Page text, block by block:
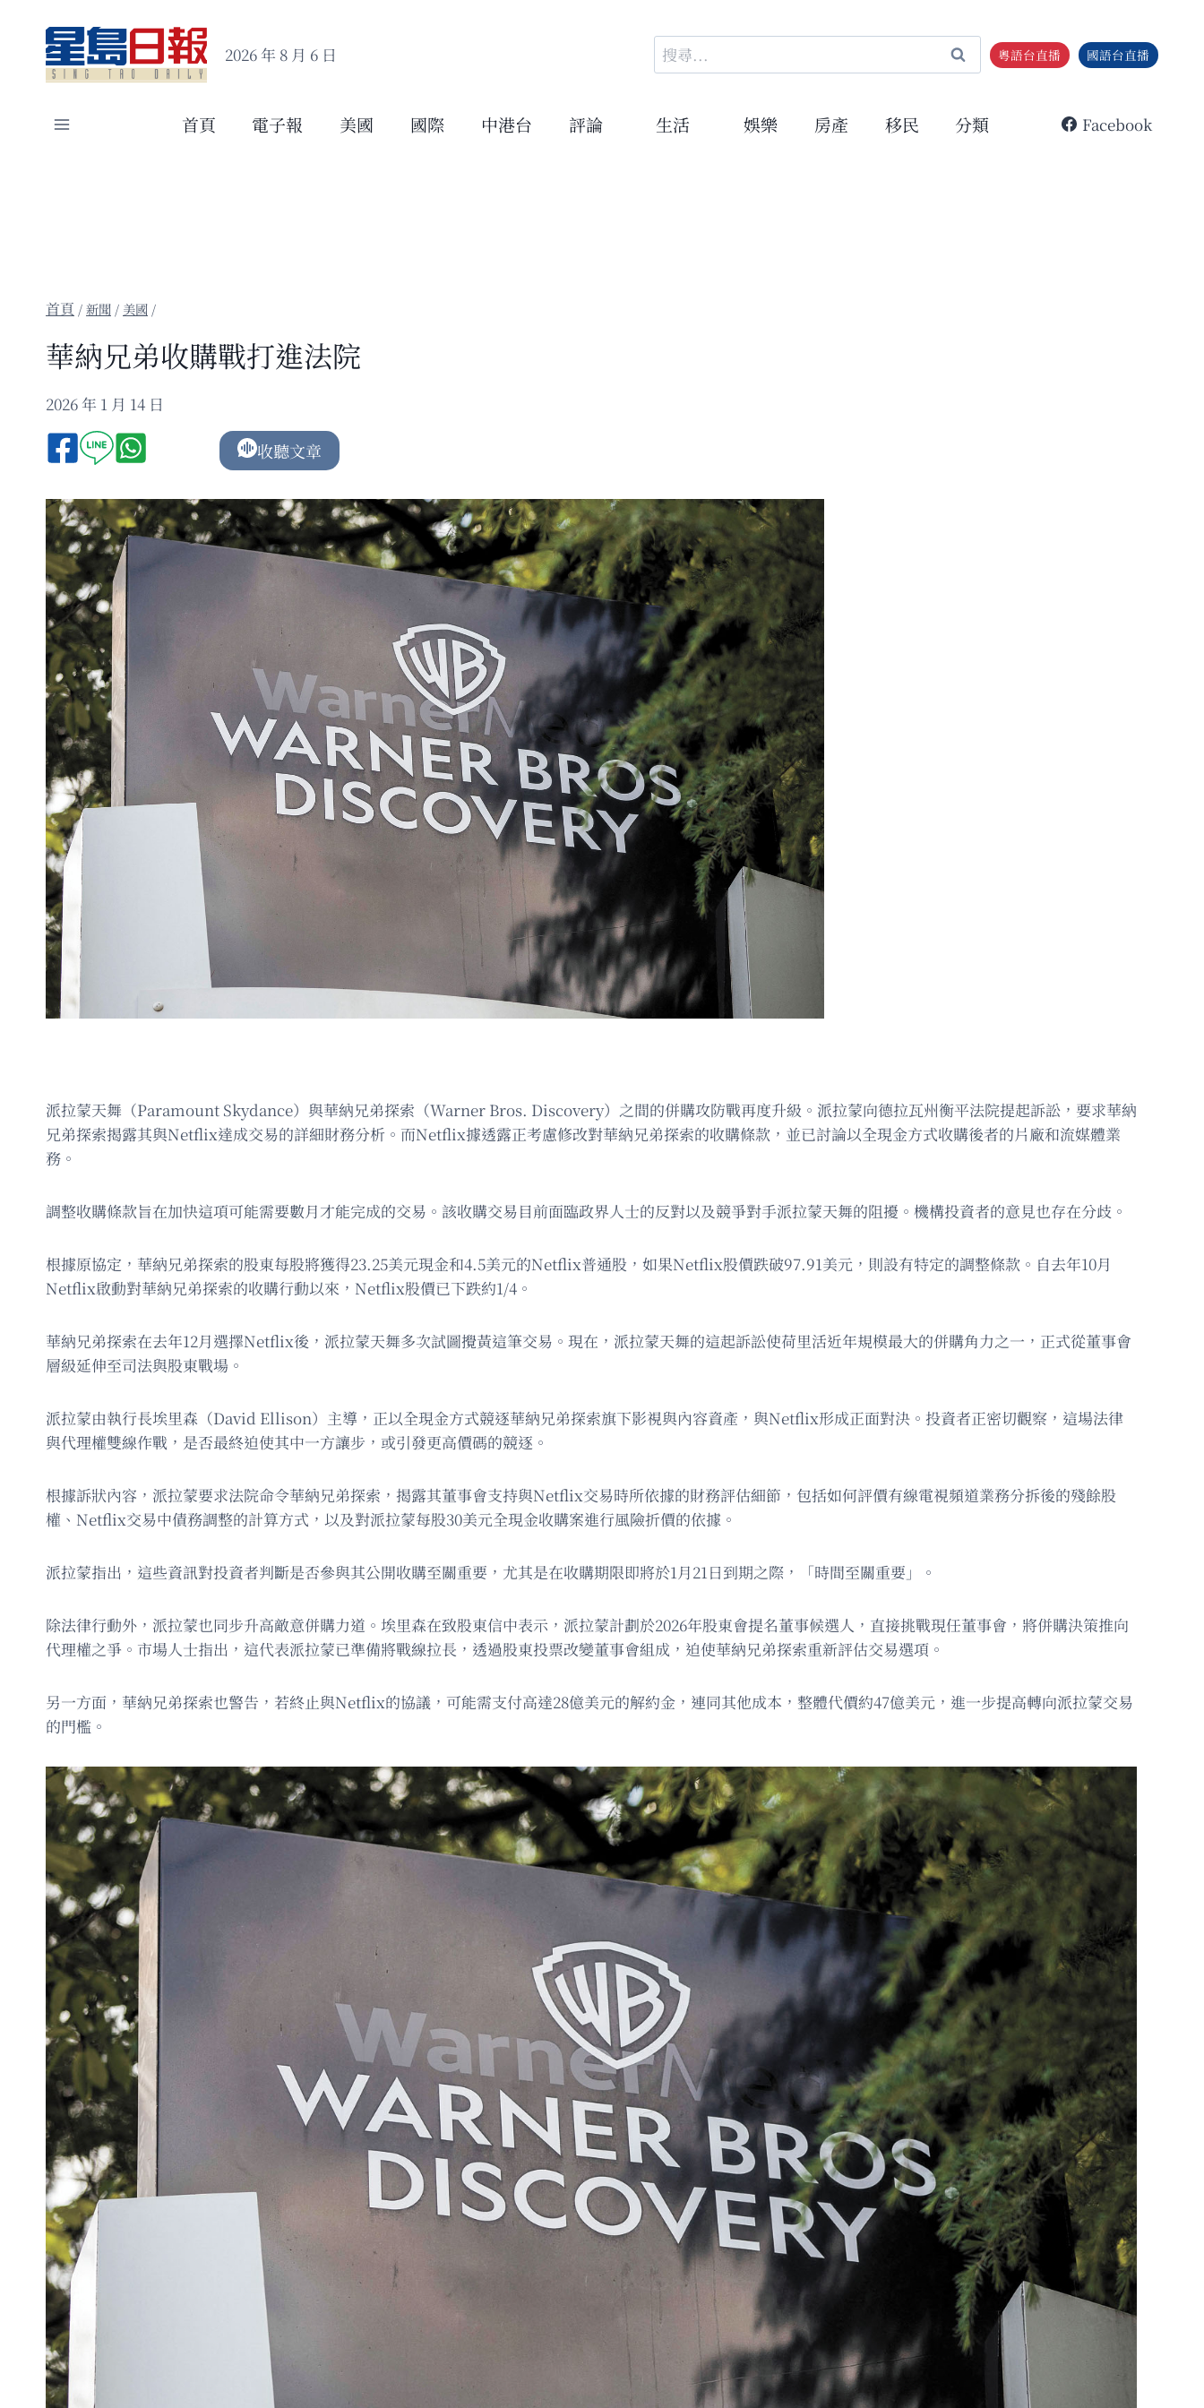
content
2026 年 8 月 6 日
搜
尋
鍵
粵語台直播 國語台直播
首頁 電子報 美國 國際 中港台 評論 生活 娛樂 房產 移民 分類 Facebook
/新聞 / 美國 /
華納兄弟收購戰打進法院
2026 年 1 月 14 日
收聽文章
派拉蒙天舞（Paramount Skydance）與華納兄弟探索（Warner Bros. Discovery）之間的併購攻防戰再度升級。派拉蒙向德拉瓦州衡平法院提起訴訟，要求華納
兄弟探索揭露其與Netflix達成交易的詳細財務分析。而Netflix據透露正考慮修改對華納兄弟探索的收購條款，並已討論以全現金方式收購後者的片廠和流媒體業
務。
調整收購條款旨在加快這項可能需要數月才能完成的交易。該收購交易目前面臨政界人士的反對以及競爭對手派拉蒙天舞的阻擾。機構投資者的意見也存在分歧。
根據原協定，華納兄弟探索的股東每股將獲得23.25美元現金和4.5美元的Netflix普通股，如果Netflix股價跌破97.91美元，則設有特定的調整條款。自去年10月
Netflix啟動對華納兄弟探索的收購行動以來，Netflix股價已下跌約1/4。
華納兄弟探索在去年12月選擇Netflix後，派拉蒙天舞多次試圖攪黃這筆交易。現在，派拉蒙天舞的這起訴訟使荷里活近年規模最大的併購角力之一，正式從董事會
層級延伸至司法與股東戰場。
派拉蒙由執行長埃里森（David Ellison）主導，正以全現金方式競逐華納兄弟探索旗下影視與內容資產，與Netflix形成正面對決。投資者正密切觀察，這場法律
與代理權雙線作戰，是否最終迫使其中一方讓步，或引發更高價碼的競逐。
根據訴狀內容，派拉蒙要求法院命令華納兄弟探索，揭露其董事會支持與Netflix交易時所依據的財務評估細節，包括如何評價有線電視頻道業務分拆後的殘餘股
權、Netflix交易中債務調整的計算方式，以及對派拉蒙每股30美元全現金收購案進行風險折價的依據。
派拉蒙指出，這些資訊對投資者判斷是否參與其公開收購至關重要，尤其是在收購期限即將於1月21日到期之際，「時間至關重要」。
除法律行動外，派拉蒙也同步升高敵意併購力道。埃里森在致股東信中表示，派拉蒙計劃於2026年股東會提名董事候選人，直接挑戰現任董事會，將併購決策推向
代理權之爭。市場人士指出，這代表派拉蒙已準備將戰線拉長，透過股東投票改變董事會組成，迫使華納兄弟探索重新評估交易選項。
另一方面，華納兄弟探索也警告，若終止與Netflix的協議，可能需支付高達28億美元的解約金，連同其他成本，整體代價約47億美元，進一步提高轉向派拉蒙交易
的門檻。